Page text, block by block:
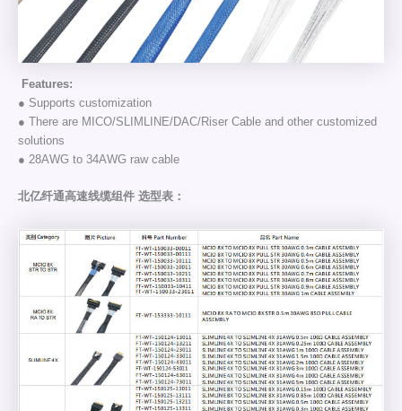
Features:
● Supports customization
● There are MICO/SLIMLINE/DAC/Riser Cable and other customized
solutions
● 28AWG to 34AWG raw cable
北亿纤通高速线缆组件 选型表：